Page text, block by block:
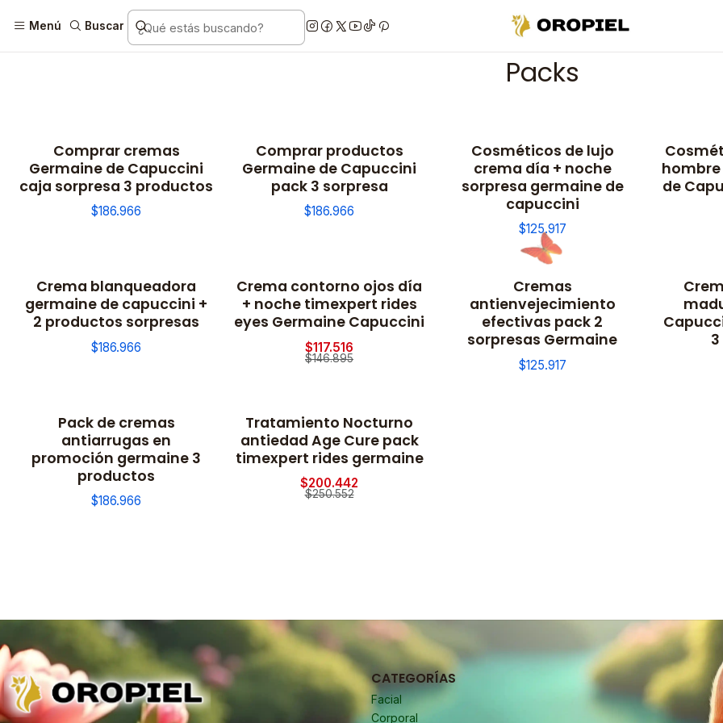
Menú Buscar
Germaine de Capuccini
Packs
Comprar cremas
Germaine de Capuccini
caja sorpresa 3 productos
$186.966
Comprar productos
Germaine de Capuccini
pack 3 sorpresa
$186.966
Cosméticos de lujo
crema día + noche
sorpresa germaine de
capuccini
$125.917
de
Crema blanqueadora
germaine de capuccini +
2 productos sorpresas
$186.966
-20% OFF
Crema contorno ojos día
+ noche timexpert rides
eyes Germaine Capuccini
$117.516
$146.895
Cremas
antienvejecimiento
efectivas pack 2
sorpresas Germaine
$125.917
Pack de cremas
antiarrugas en
promoción germaine 3
productos
$186.966
-20% OFF
Tratamiento Nocturno
antiedad Age Cure pack
timexpert rides germaine
$200.442
$250.552
CATEGORÍAS
Facial
Corporal